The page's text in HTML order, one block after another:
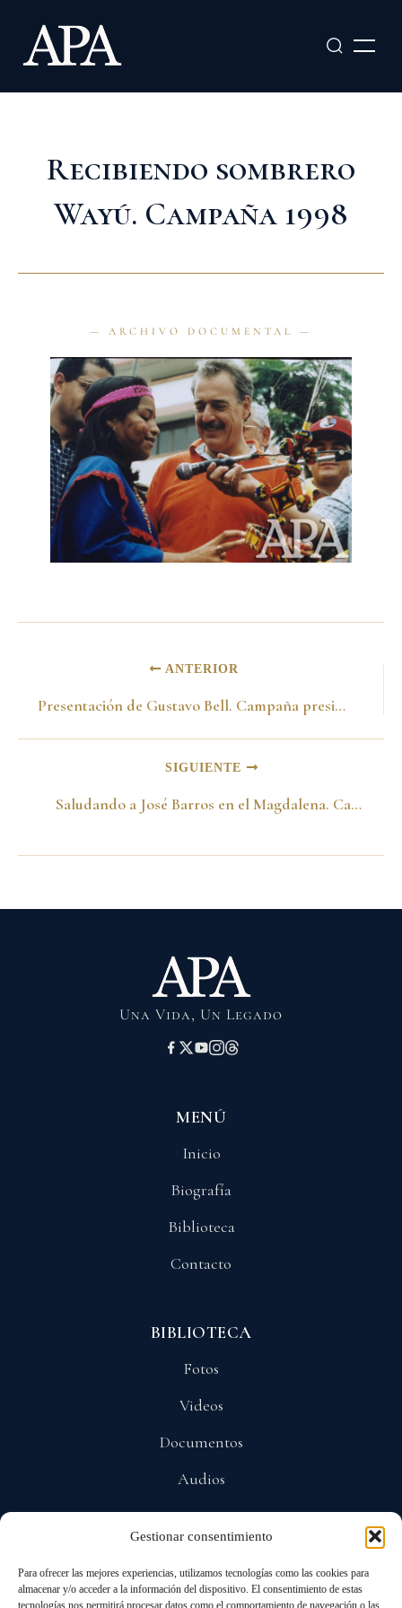
Gestionar consentimiento
Para ofrecer las mejores experiencias, utilizamos tecnologías como las cookies para
almacenar y/o acceder a la información del dispositivo. El consentimiento de estas
tecnologías nos permitirá procesar datos como el comportamiento de navegación o las
contenido
Recibiendo sombrero
Wayú. Campaña 1998
ANTERIOR
Presentación de Gustavo Bell. Campaña presidencial 1998
SIGUIENTE
Saludando a José Barros en el Magdalena. Campaña presidencial 1998
Una Vida, Un Legado
MENÚ
Inicio
Biografía
Biblioteca
Contacto
BIBLIOTECA
Fotos
Videos
Documentos
Audios
Privacidad